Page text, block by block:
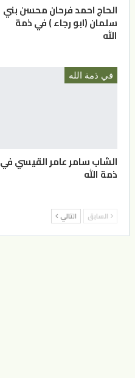
الحاج احمد فرحان محسن بني
سلمان (ابو رجاء ) في ذمة
الله
في ذمة الله
الشاب سامر عامر القيسي في
ذمة الله
السابق التالي